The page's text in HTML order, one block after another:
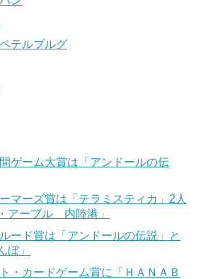
テルブルグ
ゲーム大賞は「アンドールの伝
マーズ賞は「テラミスティカ」2人
アーブル 内陸港」
ード賞は「アンドールの伝説」と
ぼ」
・カードゲーム賞に「ＨＡＮＡＢ